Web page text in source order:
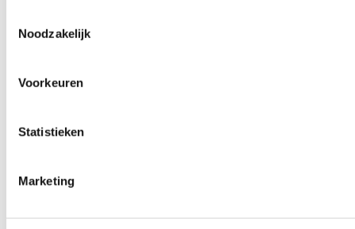
Noodzakelijk
Voorkeuren
Statistieken
Marketing